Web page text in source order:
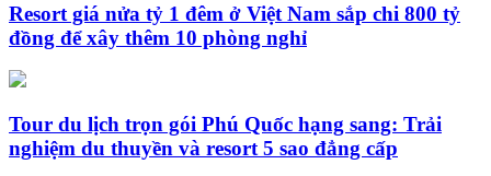
Resort giá nửa tỷ 1 đêm ở Việt Nam sắp chi 800 tỷ
đồng để xây thêm 10 phòng nghỉ
Tour du lịch trọn gói Phú Quốc hạng sang: Trải
nghiệm du thuyền và resort 5 sao đẳng cấp